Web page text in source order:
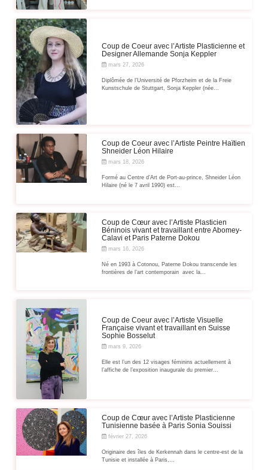
Coup de Coeur avec l’Artiste Plasticienne et
Designer Allemande Sonja Keppler
mars 27, 2026
Diplômée de l’Université de Pforzheim et de la Freie
Kunstschule de Stuttgart, Sonja Keppler (née...
Coup de Coeur avec l’Artiste Peintre Haïtien
Shneider Léon Hilaire
mars 18, 2026
Formé au Centre d’Art de Port-au-prince, Shneider Léon
Hilaire (né le 7 avril 1990) est...
Coup de Cœur avec l’Artiste Plasticien
Béninois vivant et travaillant entre Abomey-
Calavi et Paris Paterne Dokou
mars 16, 2026
Né en 1993 à Cotonou, Paterne Dokou transcende les
frontières de l’art contemporain avec la...
Coup de Coeur avec l’Artiste Visuelle
Française vivant et travaillant en Suisse
Sophie Bosselut
mars 9, 2026
Elle est l’un des 12 visages féminins actuellement à
l’affiche de l’exposition inaugurale du premier...
Coup de Cœur avec l’Artiste Plasticienne
Tunisienne basée à Paris Sonia Souissi
février 27, 2026
Originaire des îles de Kerkennah dans le centre-est de la
Tunisie et installée à Paris,...